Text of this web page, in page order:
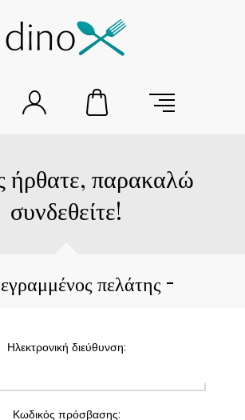
παρακαλώ
συνδεθείτε!
πελάτης
Ηλεκτρονική διεύθυνση:
Κωδικός πρόσβασης: